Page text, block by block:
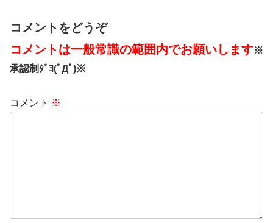
コメントをどうぞ
コメントは一般常識の範囲内でお願いします※
承認制ﾀﾞﾖ(ﾟДﾟ)※
コメント ※